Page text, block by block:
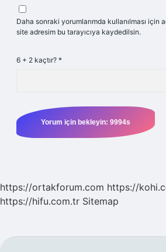
Daha sonraki yorumlarımda kullanılması için
site adresim bu tarayıcıya kaydedilsin.
6 + 2 kaçtır? *
https://ortakforum.com https://
https://hifu.com.tr Sitemap